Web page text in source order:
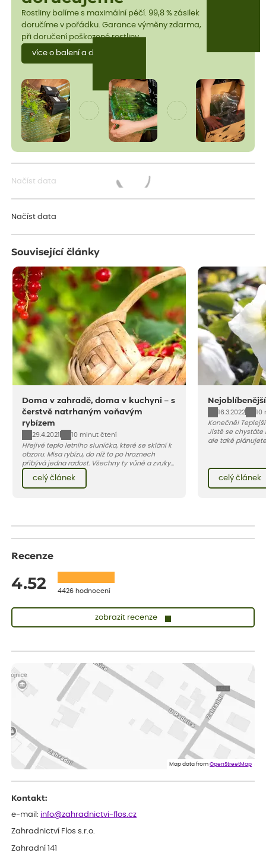
Rostliny balíme s maximální péčí. 99,8 % zásilek
doručíme v pořádku. Garance výměny zdarma,
při doručení poškozené rostliny.
více o balení a dopravě
Načíst data
Načíst data
Související články
Doma v zahradě, doma v kuchyni – s
čerstvě natrhaným voňavým
rybízem
29.4.2021
10 minut čtení
Hřejivé teplo letního sluníčka, které se sklání k
obzoru. Mísa rybízu, do níž to po hroznech
přibývá jedna radost. Všechny ty vůně a zvuky
červencové zahrady. Sklizeň rybízu do kuchyně
vnese neuvěřitelný klid a radost. A taky trochu
bezstarostnosti dětství při mlsání babiččina
celý článek
16.3.2022
10
Konečně!
Jistě se chystáte
ale také
kvetoucích
konceptu.
celý článek
Recenze
4.52 4426 hodnocení
zobrazit recenze
Vše přišlo velice rychle krásně zabalené. Rostlinky po přesazení
velice dobře prospívají
Jarda
Dobrý den, byli jsme spokojeni
Eshop, objednání bylo v pořádku, žádný problém. Jen jsem byla
smutná z dodávky jedné kytky, která nebyla v nejlepší kondici a i
Map data fromOpenStreetMap
Kontakt:
e-mail: info@zahradnictvi-flos.cz
Zahradnictví Flos s.r.o.
Zahradní 141